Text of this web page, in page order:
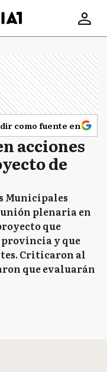
como fuente en
acciones
de
Municipales
plenaria en
que
y que
Criticaron al
que evaluarán